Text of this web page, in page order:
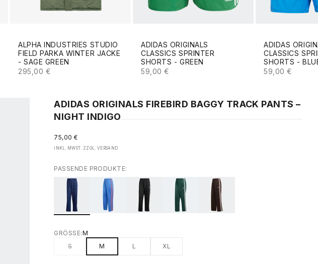
ALPHA INDUSTRIES STUDIO
FIELD PARKA WINTER JACKE
- SAGE GREEN
ANGEBOT
295,00 €
ADIDAS ORIGINALS
CLASSICS SPRINTER
SHORTS - GREEN
ANGEBOT
59,00 €
ADIDAS
CLASSICS
SHORTS -
ANGEBOT
59,00 €
ADIDAS ORIGINALS FIREBIRD BAGGY TRACK PANTS –
NIGHT INDIGO
ANGEBOT
75,00 €
INKL. MWST. ZZGL. VERSAND
PASSENDE PRODUKTE:
GRÖSSE: M
S
M L XL